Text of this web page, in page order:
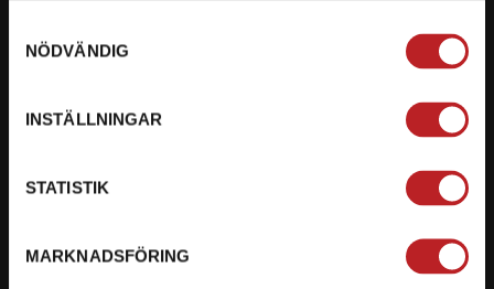
NÖDVÄNDIG
INSTÄLLNINGAR
STATISTIK
MARKNADSFÖRING
Org. nummer: 5566689278
Ryckepungsvägen 3, 79177 Falun